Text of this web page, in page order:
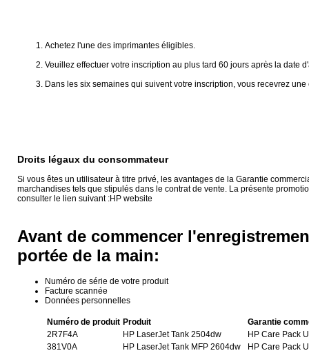
Achetez l'une des imprimantes éligibles.
Veuillez effectuer votre inscription au plus tard 60 jours après la date
Dans les six semaines qui suivent votre inscription, vous recevrez
Droits légaux du consommateur
Si vous êtes un utilisateur à titre privé, les avantages de la Garantie
marchandises tels que stipulés dans le contrat de vente. La présente
consulter le lien suivant :HP website
Avant de commencer
portée de la main:
Numéro de série de votre produit
Facture scannée
Données personnelles
Numéro de produit Produit
Garantie
2R7F4A
HP LaserJet Tank 2504dw
HP Care Pack
381V0A
HP LaserJet Tank MFP 2604dw
HP Care Pack